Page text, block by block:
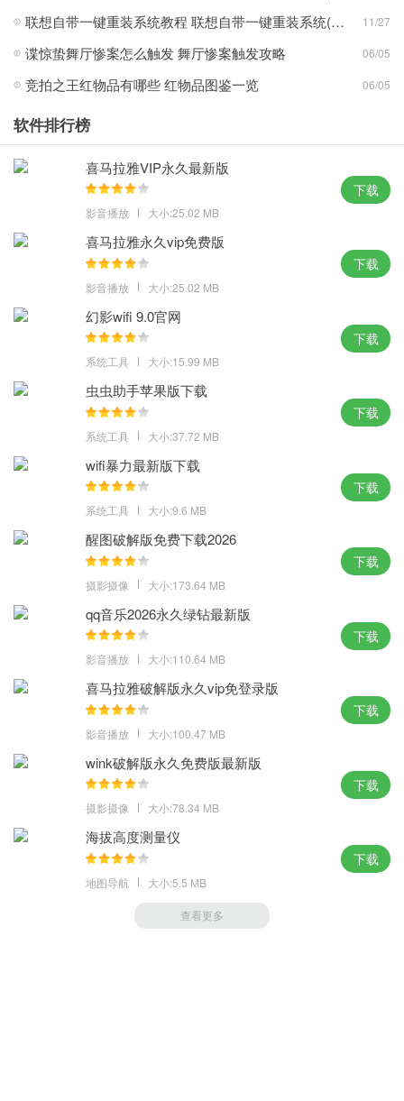
1、使用关系不大的组件基本都精简掉了，您还可以实时与支持者聊
2、适用各种新旧电脑主机和笔记本，99%的计算机不需要手动安装
驱动器；
拟硬件。
体验点评：
自动优化各种系统分区，避免造成资源浪费，大量无用的垃圾马上
MD5: 5J66548E463CDE6533215J65432E4811
SHA1: 165TVB3681F5V1776B56323S1R0H9GF3F51SR5B8
联想自带一键重装系统教程 联想自带一键重装系统(win7/win10/win11)详细操作步骤 11/27
谍惊蛰舞厅惨案怎么触发 舞厅惨案触发攻略 06/05
竞拍之王红物品有哪些 红物品图鉴一览 06/05
软件排行榜
喜马拉雅VIP永久最新版
影音播放 大小:25.02 MB
下载
喜马拉雅永久vip免费版
影音播放 大小:25.02 MB
下载
幻影wifi 9.0官网
系统工具 大小:15.99 MB
下载
虫虫助手苹果版下载
系统工具 大小:37.72 MB
下载
wifi暴力最新版下载
系统工具 大小:9.6 MB
下载
醒图破解版免费下载2026
摄影摄像 大小:173.64 MB
下载
qq音乐2026永久绿钻最新版
影音播放 大小:110.64 MB
下载
喜马拉雅破解版永久vip免登录版
影音播放 大小:100.47 MB
下载
wink破解版永久免费版最新版
摄影摄像 大小:78.34 MB
下载
海拔高度测量仪
地图导航 大小:5.5 MB
下载
查看更多